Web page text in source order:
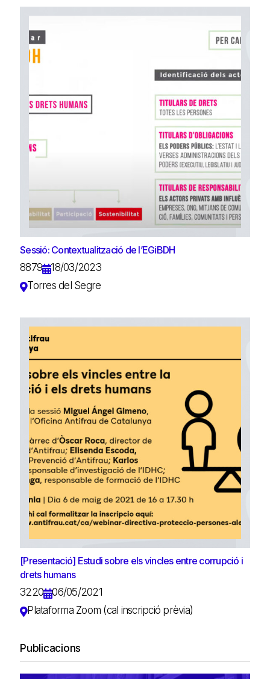
Sessió: Contextualització de l’EGiBDH
8879
18/03/2023
Torres del Segre
[Presentació] Estudi sobre els vincles entre corrupció i
drets humans
3220
06/05/2021
Plataforma Zoom (cal inscripció prèvia)
Publicacions